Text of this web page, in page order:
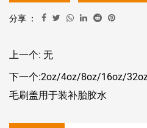
分享 ：
上一个: 无
下一个:2oz/4oz/8oz/16oz/
毛刷盖用于装补胎胶水